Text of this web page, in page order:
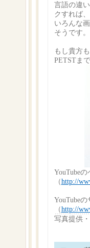
言語の違
クすれば
いろんな
そうです。
もし貴方
PETSTま
YouTube
（http://
YouTube
（http://
写真提供